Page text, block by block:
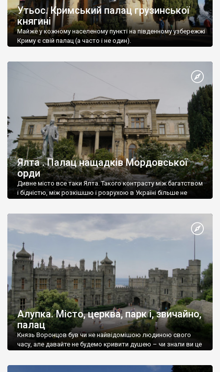
Утьос. Кримський палац грузинської
княгині
Майже у кожному населеному пункті на південному узбережжі
Криму є свій палац (а часто і не один).
Ялта . Палац нащадків Мордовської
орди
Дивне місто все таки Ялта. Такого контрасту між багатством
і бідністю, між розкішшю і розрухою в Україні більше не
Алупка. Місто, церква, парк і, звичайно,
палац
Князь Воронцов був чи не найвідомішою людиною свого
часу, але давайте не будемо кривити душею – чи знали ви це